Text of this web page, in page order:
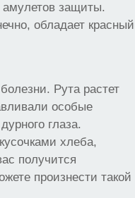
защиты.
обладает красный
Рута растет
особые
глаза.
хлеба,
получится
произнести такой